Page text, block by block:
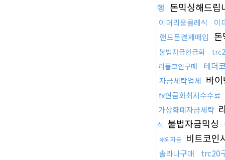
행 돈믹싱해드립
이더리움클레식
이
핸드폰결제매입
불법자금현금화
리플코인구매
테더
자금세탁업체 바
fx현금화최저수수료
가상화폐자금세탁
식 불법자금믹싱
해외자금 비트코인
솔라나구매 trc20